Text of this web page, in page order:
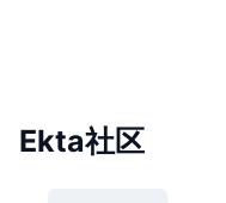
Ekta社区